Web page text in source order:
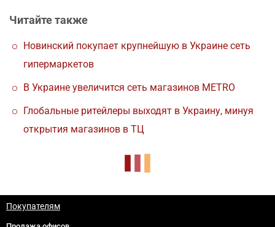
Читайте также
Новинский покупает крупнейшую в Украине сеть
гипермаркетов
В Украине увеличится сеть магазинов METRO
Глобальные ритейлеры выходят в Украину, минуя
открытия магазинов в ТЦ
Покупателям